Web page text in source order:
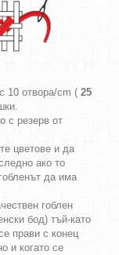
10 отвора/cm ( 25
с резерв от
цветове и да
ако то
да има
гоблен
бод) тъй-като
прави с конец
и когато се